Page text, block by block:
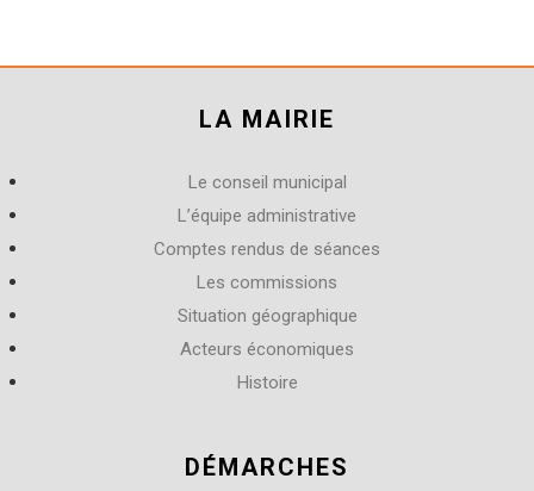
LA MAIRIE
Le conseil municipal
L’équipe administrative
Comptes rendus de séances
Les commissions
Situation géographique
Acteurs économiques
Histoire
DÉMARCHES